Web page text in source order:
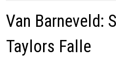
Van Barneveld:
Taylors Falle